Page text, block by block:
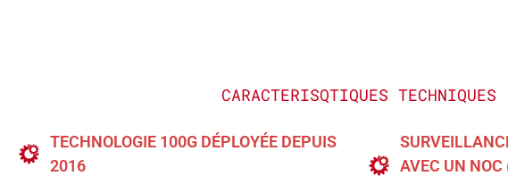
CARACTERISQTIQUES TECHNIQUES
TECHNOLOGIE 100G DÉPLOYÉE DEPUIS
2016
AVEC UN NOC